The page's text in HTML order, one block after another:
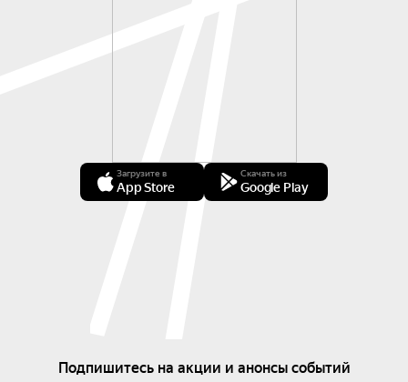
Загрузите в
App Store
Скачать из
Google Play
Подпишитесь на акции и анонсы событий